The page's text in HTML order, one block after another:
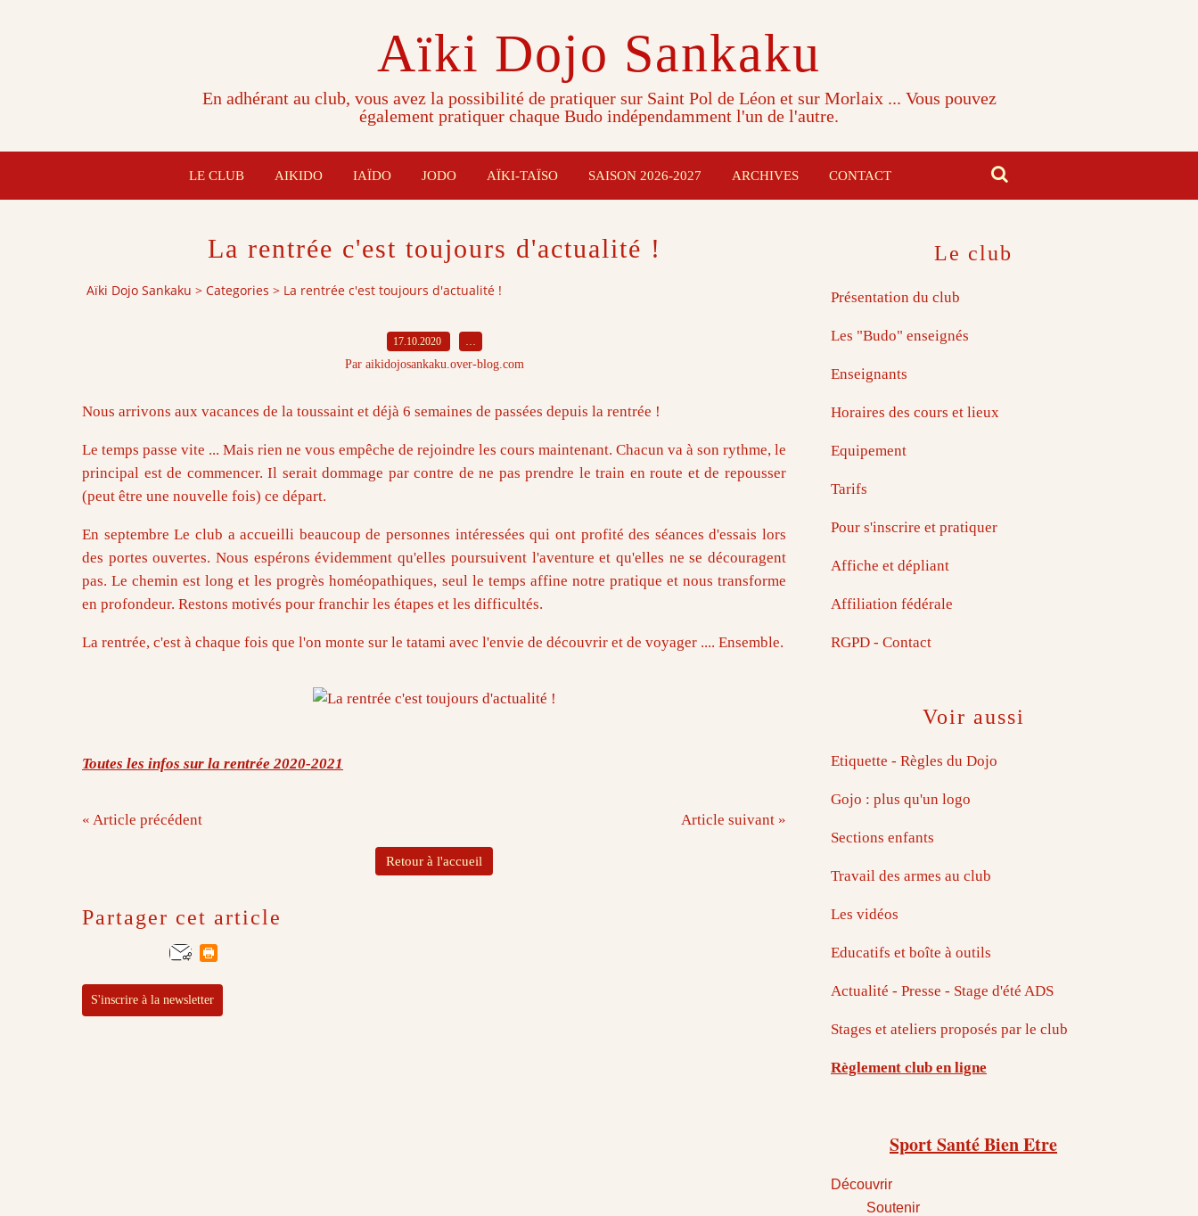
Aïki Dojo Sankaku
En adhérant au club, vous avez la possibilité de pratiquer sur Saint Pol de Léon et sur Morlaix ... Vous pouvez
également pratiquer chaque Budo indépendamment l'un de l'autre.
LE CLUB AIKIDO IAÏDO JODO AÏKI-TAÏSO SAISON 2026-2027 ARCHIVES CONTACT
La rentrée c'est toujours d'actualité !
Aïki Dojo Sankaku > Categories > La rentrée c'est toujours d'actualité !
17.10.2020
Par aikidojosankaku.over-blog.com
Nous arrivons aux vacances de la toussaint et déjà 6 semaines de passées depuis la rentrée !
Le temps passe vite ... Mais rien ne vous empêche de rejoindre les cours maintenant. Chacun va à son rythme, le
principal est de commencer. Il serait dommage par contre de ne pas prendre le train en route et de repousser
(peut être une nouvelle fois) ce départ.
En septembre Le club a accueilli beaucoup de personnes intéressées qui ont profité des séances d'essais lors
des portes ouvertes. Nous espérons évidemment qu'elles poursuivent l'aventure et qu'elles ne se découragent
pas. Le chemin est long et les progrès homéopathiques, seul le temps affine notre pratique et nous transforme
en profondeur. Restons motivés pour franchir les étapes et les difficultés.
La rentrée, c'est à chaque fois que l'on monte sur le tatami avec l'envie de découvrir et de voyager .... Ensemble.
Toutes les infos sur la rentrée 2020-2021
« Article précédent Article suivant »
Retour à l'accueil
Partager cet article
S'inscrire à la newsletter
Le club
Présentation du club
Les "Budo" enseignés
Enseignants
Horaires des cours et lieux
Equipement
Tarifs
Pour s'inscrire et pratiquer
Affiche et dépliant
Affiliation fédérale
RGPD - Contact
Voir aussi
Etiquette - Règles du Dojo
Gojo : plus qu'un logo
Sections enfants
Travail des armes au club
Les vidéos
Educatifs et boîte à outils
Actualité - Presse - Stage d'été ADS
Stages et ateliers proposés par le club
Règlement club en ligne
Sport Santé Bien Etre
Découvrir
Soutenir